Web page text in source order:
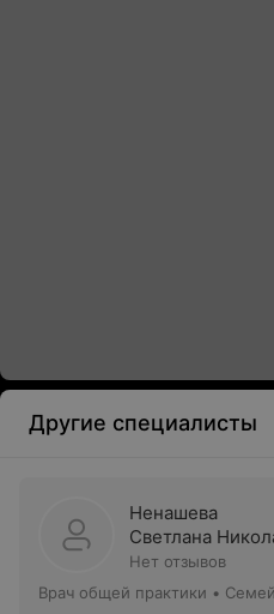
Другие специалисты
Ненашева
Светлана
Нет отзывов
Врач общей практики •